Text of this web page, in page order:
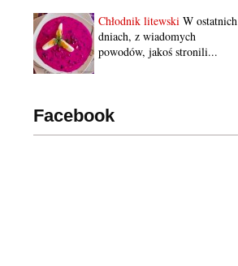
Chłodnik litewski W ostatnich
dniach, z wiadomych
powodów, jakoś stronili...
Facebook